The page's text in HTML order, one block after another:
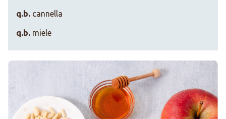
q.b. cannella
q.b. miele